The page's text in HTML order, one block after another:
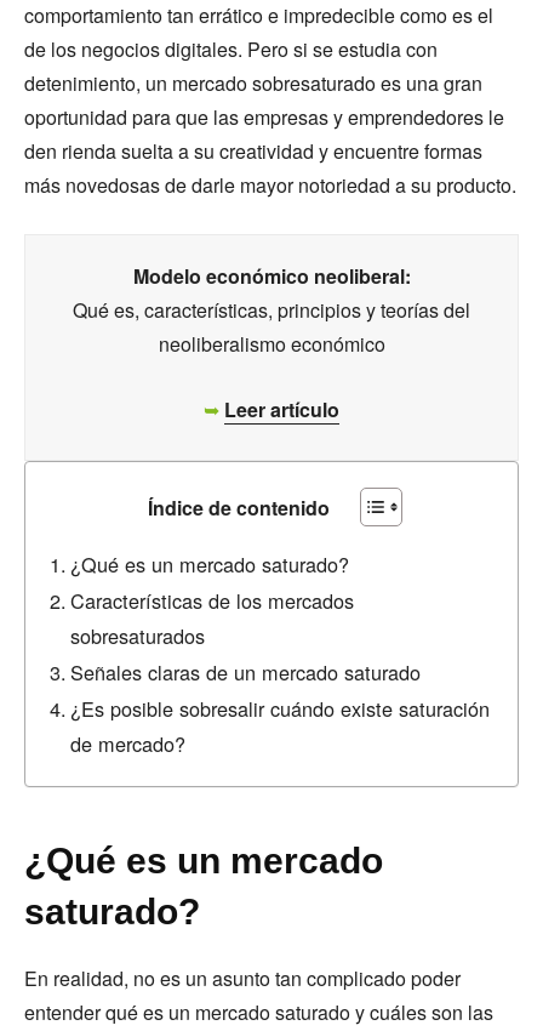
comportamiento tan errático e impredecible como es el
de los negocios digitales. Pero si se estudia con
detenimiento, un mercado sobresaturado es una gran
oportunidad para que las empresas y emprendedores le
den rienda suelta a su creatividad y encuentre formas
más novedosas de darle mayor notoriedad a su producto.
Modelo económico neoliberal:
Qué es, características, principios y teorías del
neoliberalismo económico
➥ Leer artículo
Índice de contenido
¿Qué es un mercado saturado?
Características de los mercados
sobresaturados
Señales claras de un mercado saturado
¿Es posible sobresalir cuándo existe saturación
de mercado?
¿Qué es un mercado
saturado?
En realidad, no es un asunto tan complicado poder
entender qué es un mercado saturado y cuáles son las